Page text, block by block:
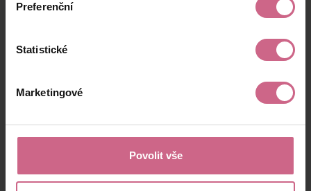
Preferenční
Statistické
Marketingové
Povolit vše